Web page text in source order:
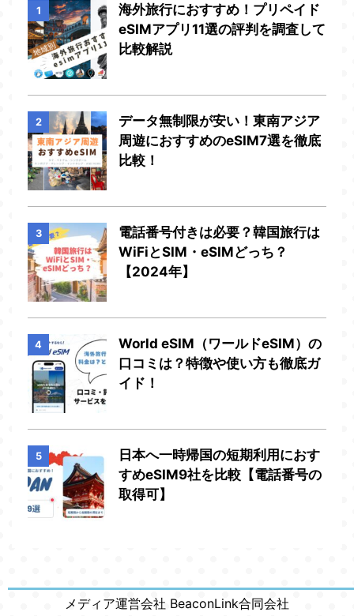
1
海外旅行におすすめ！プリペイド
eSIMアプリ11選の評判を調査して
比較解説
2
データ無制限が安い！東南アジア
周遊におすすめのeSIM7選を徹底
比較！
3
電話番号付きは必要？韓国旅行は
WiFiとSIM・eSIMどっち？
【2024年】
4
World eSIM（ワールドeSIM）の
口コミは？特徴や使い方も徹底ガ
イド！
5
日本へ一時帰国の短期利用におす
すめeSIM9社を比較【電話番号の
取得可】
メディア運営会社 BeaconLink合同会社